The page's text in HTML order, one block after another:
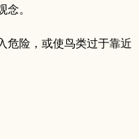
念。
危险，或使鸟类过于靠近